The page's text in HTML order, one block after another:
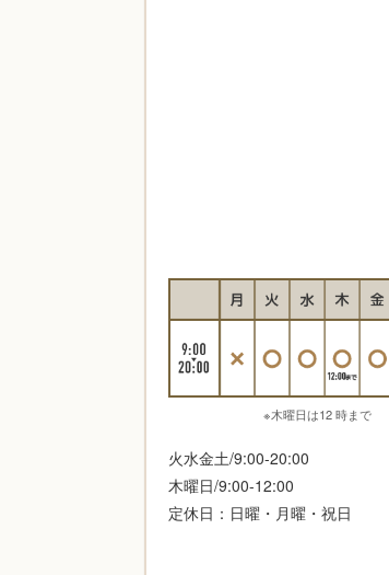
※木曜日は12 時まで
火水金土/9:00-20:00
木曜日/9:00-12:00
定休日：日曜・月曜・祝日